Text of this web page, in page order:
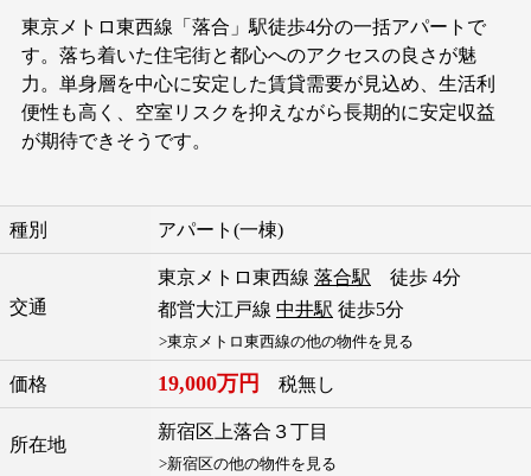
東京メトロ東西線「落合」駅徒歩4分の一括アパートで
す。落ち着いた住宅街と都心へのアクセスの良さが魅
力。単身層を中心に安定した賃貸需要が見込め、生活利
便性も高く、空室リスクを抑えながら長期的に安定収益
が期待できそうです。
種別 アパート(一棟)
交通
東京メトロ東西線 落合駅 徒歩 4分
都営大江戸線 中井駅 徒歩5分
>東京メトロ東西線の他の物件を見る
価格 19,000万円 税無し
所在地
新宿区 上落合 ３丁目
>新宿区の他の物件を見る